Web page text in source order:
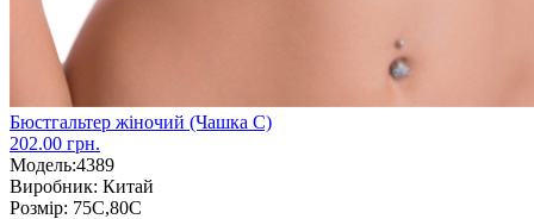
Бюстгальтер жіночий (Чашка С)
202.00 грн.
Модель:4389
Виробник: Китай
Розмір: 75С,80С